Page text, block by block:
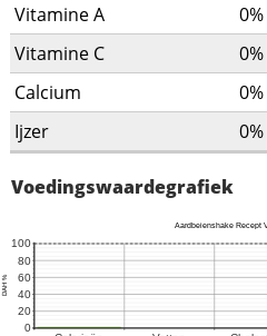
Vitamine A
0%
Vitamine C
0%
Calcium
0%
Ijzer
0%
Voedingswaardegrafiek